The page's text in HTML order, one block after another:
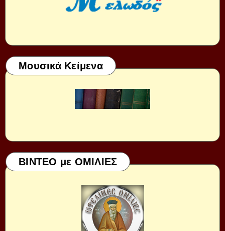
Μουσικά Κείμενα
ΒΙΝΤΕΟ με ΟΜΙΛΙΕΣ